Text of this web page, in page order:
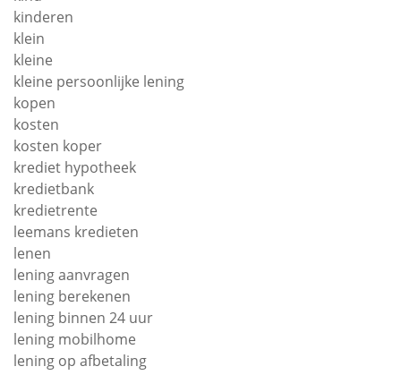
kinderen
klein
kleine
kleine persoonlijke lening
kopen
kosten
kosten koper
krediet hypotheek
kredietbank
kredietrente
leemans kredieten
lenen
lening aanvragen
lening berekenen
lening binnen 24 uur
lening mobilhome
lening op afbetaling